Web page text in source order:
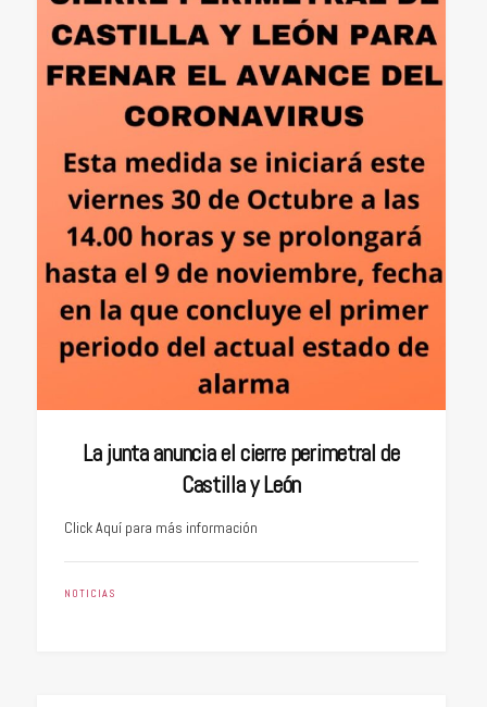
La junta anuncia el cierre perimetral de
Castilla y León
Click Aquí para más información
NOTICIAS